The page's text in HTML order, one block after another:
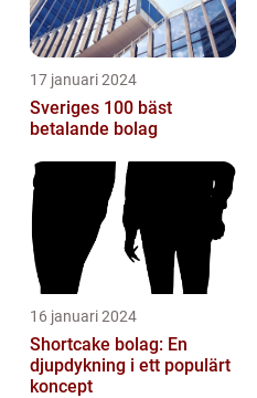
17 januari 2024
Sveriges 100 bäst
betalande bolag
16 januari 2024
Shortcake bolag: En
djupdykning i ett populärt
koncept